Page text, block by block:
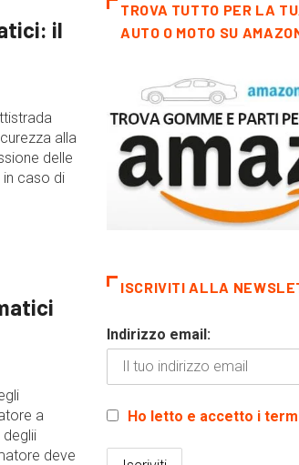
il
alla
delle
caso di
a
deve
TROVA TUTTO PER LA
AUTO O MOTO SU
ISCRIVITI ALLA
Indirizzo email:
Ho letto e accetto i